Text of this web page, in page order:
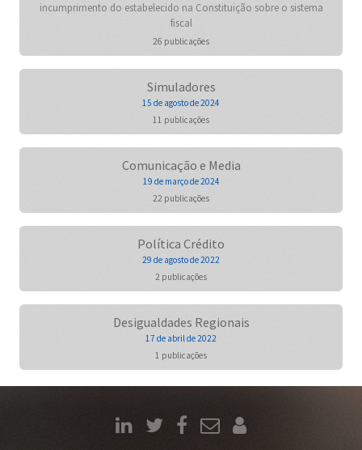
incumprimento do estabelecido na Constituição sobre o sistema
fiscal
26 publicações
Simuladores
15 de agosto de 2024
11 publicações
Comunicação e Media
19 de março de 2024
22 publicações
Política Crédito
29 de agosto de 2022
2 publicações
Desigualdades Regionais
17 de abril de 2022
1 publicações